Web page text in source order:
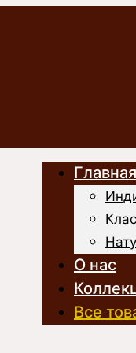
Главная
О нас
Все